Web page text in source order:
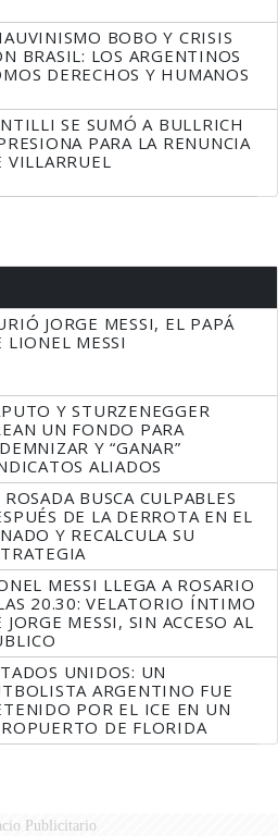
BOBO Y CRISIS
BRASIL: LOS ARGENTINOS
DERECHOS Y HUMANOS
SE SUMÓ A BULLRICH
PARA LA RENUNCIA
VILLARRUEL
JORGE MESSI, EL PAPÁ
LIONEL MESSI
Y STURZENEGGER
UN FONDO PARA
Y “GANAR”
ALIADOS
ROSADA BUSCA CULPABLES
DE LA DERROTA EN EL
Y RECALCULA SU
MESSI LLEGA A ROSARIO
20.30: VELATORIO ÍNTIMO
JORGE MESSI, SIN ACCESO AL
UNIDOS: UN
ARGENTINO FUE
POR EL ICE EN UN
DE FLORIDA
Publicitario